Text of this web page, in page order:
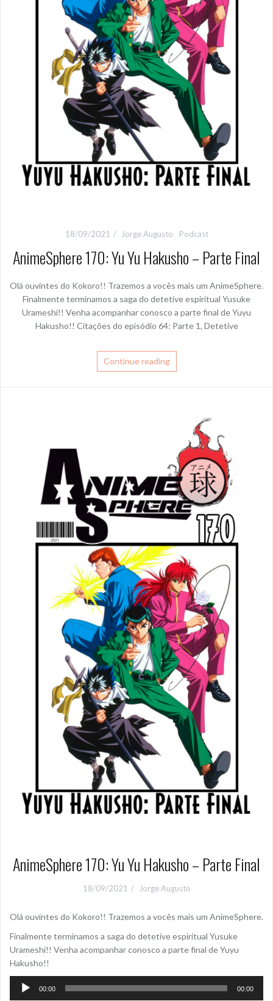
18/09/2021 Jorge Augusto Podcast
AnimeSphere 170: Yu Yu Hakusho – Parte Final
Olá ouvintes do Kokoro!! Trazemos a vocês mais um AnimeSphere.
Finalmente terminamos a saga do detetive espiritual Yusuke
Urameshi!! Venha acompanhar conosco a parte final de Yuyu
Hakusho!! Citações do episódio 64: Parte 1, Detetive
Continue reading
AnimeSphere 170: Yu Yu Hakusho – Parte Final
18/09/2021 Jorge Augusto
Olá ouvintes do Kokoro!! Trazemos a vocês mais um AnimeSphere.
Finalmente terminamos a saga do detetive espiritual Yusuke
Urameshi!! Venha acompanhar conosco a parte final de Yuyu
Hakusho!!
Tocador
00:00 00:00